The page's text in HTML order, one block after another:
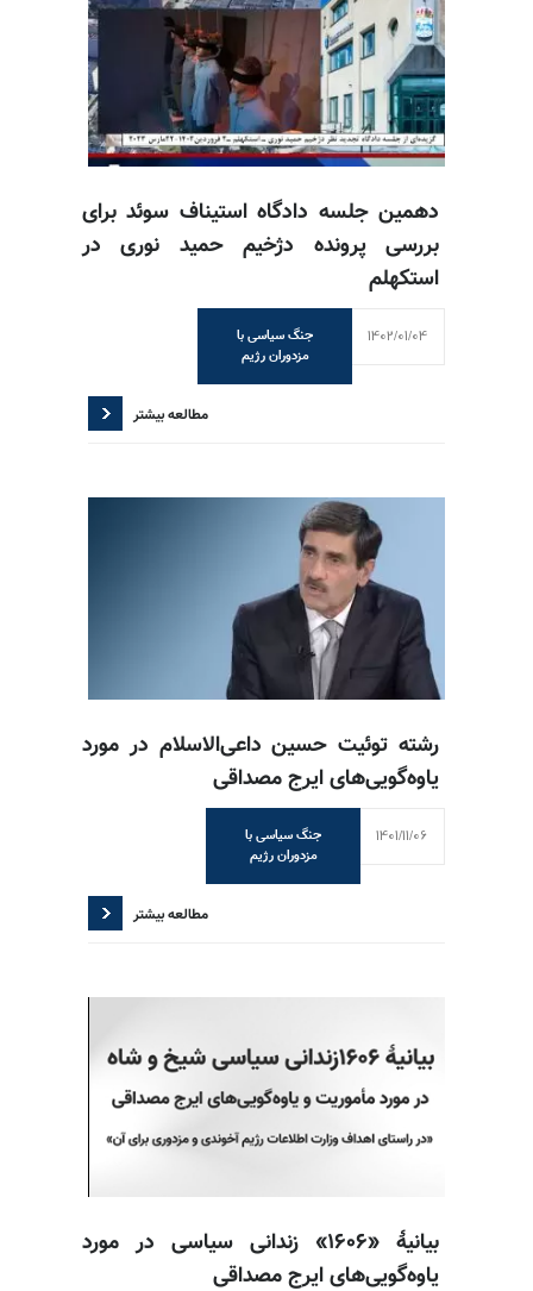
دهمین جلسه دادگاه استیناف سوئد برای
بررسی پرونده دژخیم حمید نوری در
استکهلم
جنگ سیاسی با
مزدوران رژیم
1402/01/04
مطالعه بیشتر
رشته توئیت حسین داعی‌الاسلام در مورد
یاوه‌گویی‌های ایرج مصداقی
جنگ سیاسی با
مزدوران رژیم
1401/11/06
مطالعه بیشتر
بیانیهٔ «۱۶۰۶» زندانی سیاسی در مورد
یاوه‌گویی‌های ایرج مصداقی